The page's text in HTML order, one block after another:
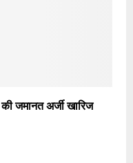
जमानत अर्जी खारिज